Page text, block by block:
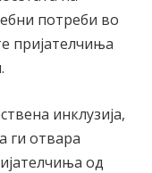
потреби во
пријателчиња
инклузија,
ги отвара
од